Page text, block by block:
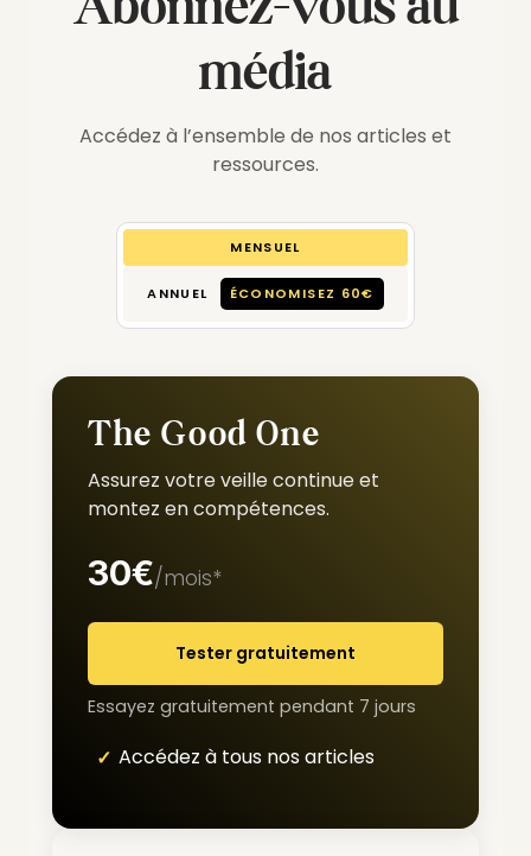
média
Accédez à l’ensemble de nos articles et
ressources.
MENSUEL
ANNUEL ÉCONOMISEZ 60€
The Good One
Assurez votre veille continue et
montez en compétences.
30€/mois*
Tester gratuitement
Essayez gratuitement pendant 7 jours
Accédez à tous nos articles